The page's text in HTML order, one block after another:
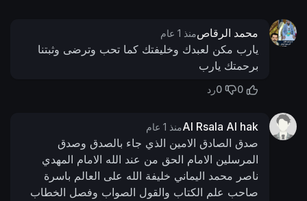
محمد الرقاصمنذ 1 عام
يارب مكن لعبدك وخليفتك كما تحب وترضى وثبتنا
برحمتك يارب
0
0رد
Al Rsala Al hakمنذ 1 عام
صدق الصادق الامين الذي جاء بالصدق وصدق
المرسلين الامام الحق من عند الله الامام المهدي
ناصر محمد اليماني خليفة الله على العالم باسرة
صاحب علم الكتاب والقول الصواب وفصل الخطاب